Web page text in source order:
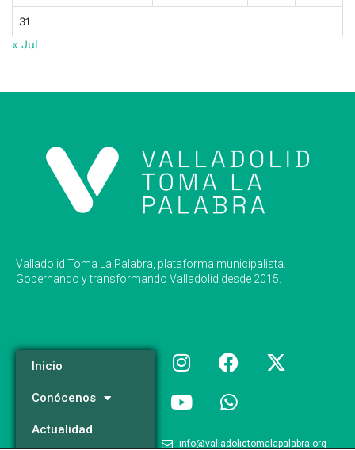
31
« Jul
Valladolid Toma La Palabra, plataforma municipalista.
Gobernando y transformando Valladolid desde 2015.
Inicio
Conócenos
Actualidad
info@valladolidtomalapalabra.org